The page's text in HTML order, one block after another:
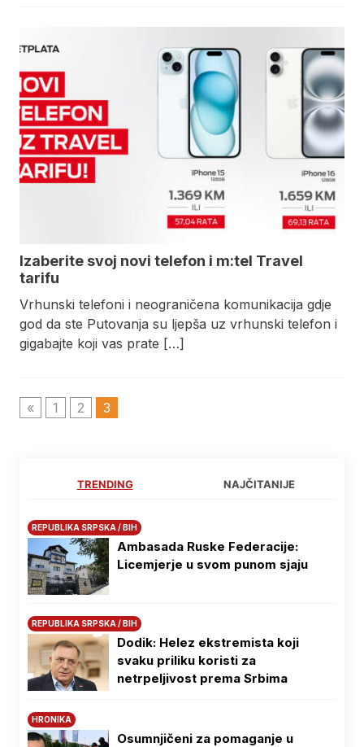
Izaberite svoj novi telefon i m:tel Travel
tarifu
Vrhunski telefoni i neograničena komunikacija gdje
god da ste Putovanja su ljepša uz vrhunski telefon i
gigabajte koji vas prate […]
« 1 2 3
TRENDING NAJČITANIJE
REPUBLIKA SRPSKA / BIH
Ambasada Ruske Federacije:
Licemjerje u svom punom sjaju
REPUBLIKA SRPSKA / BIH
Dodik: Helez ekstremista koji
svaku priliku koristi za
netrpeljivost prema Srbima
HRONIKA
Osumnjičeni za pomaganje u